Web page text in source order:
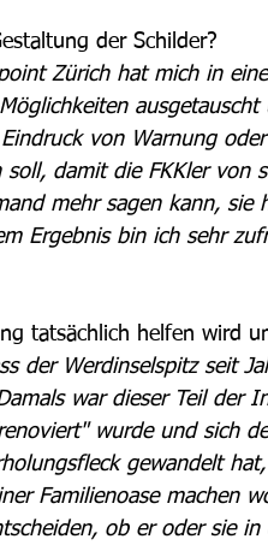
der Schilder?
Zürich hat mich in
von Warnung
damit die FKKler von
mehr sagen kann, sie
Ergebnis bin ich sehr
tatsächlich helfen wird
der Werdinselspitz seit
war dieser Teil der
wurde und sich
gewandelt
Familienoase machen
ob er oder sie in